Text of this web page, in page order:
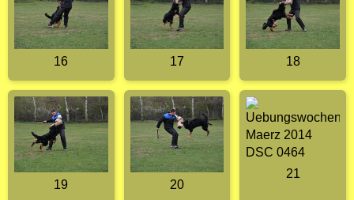
16 17 18
19 20
21